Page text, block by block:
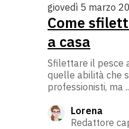
giovedì 5 marzo
Come
a casa
Sfilettare il pesce
quelle abilità che
professionisti, ma
Lorena
Redattore